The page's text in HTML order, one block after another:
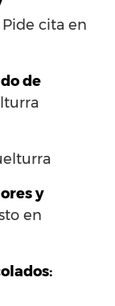
Pide cita en
de
y
en